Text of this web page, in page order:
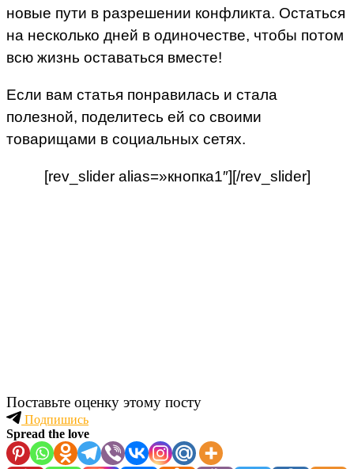
новые пути в разрешении конфликта. Остаться
на несколько дней в одиночестве, чтобы потом
всю жизнь оставаться вместе!
Если вам статья понравилась и стала
полезной, поделитесь ей со своими
товарищами в социальных сетях.
[rev_slider alias=»кнопка1″][/rev_slider]
Поставьте оценку этому посту
Подпишись
Spread the love